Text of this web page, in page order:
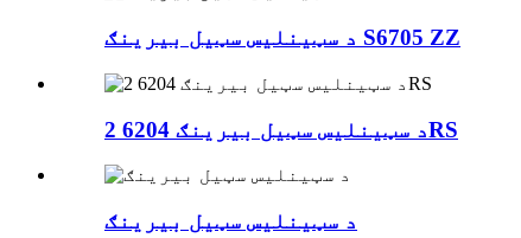
د سټینلیس سټیل بیرینګ S6705 ZZ
د سټینلیس سټیل بیرینګ 6204 2RS
د سټینلیس سټیل بیرینګ